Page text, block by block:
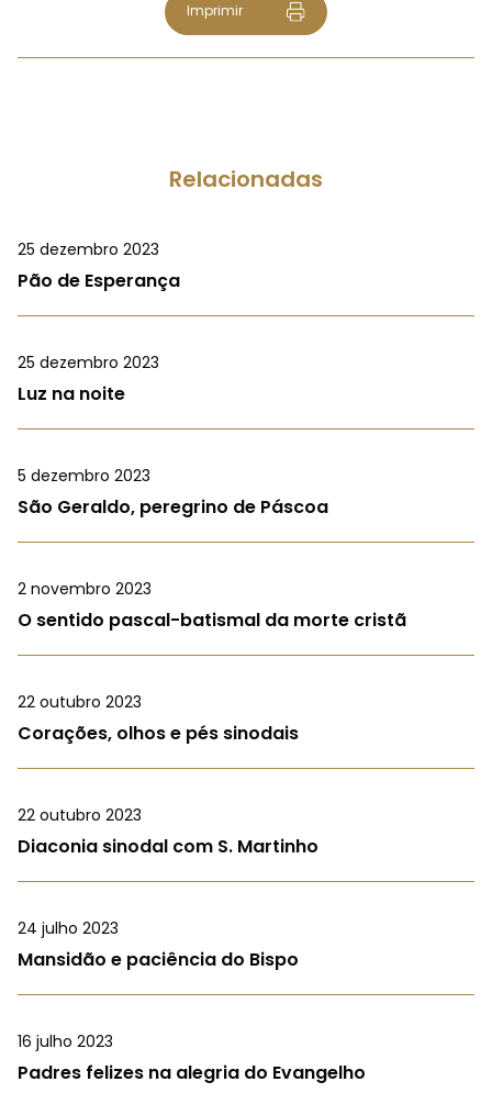
Imprimir
Relacionadas
25 dezembro 2023
Pão de Esperança
25 dezembro 2023
Luz na noite
5 dezembro 2023
São Geraldo, peregrino de Páscoa
2 novembro 2023
O sentido pascal-batismal da morte cristã
22 outubro 2023
Corações, olhos e pés sinodais
22 outubro 2023
Diaconia sinodal com S. Martinho
24 julho 2023
Mansidão e paciência do Bispo
16 julho 2023
Padres felizes na alegria do Evangelho